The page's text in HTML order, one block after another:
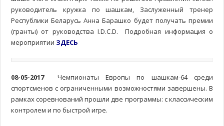
руководитель кружка по шашкам, Заслуженный тренер
Республики Беларусь Анна Барашко будет получать премии
(гранты) от руководства I.D.C.D. Подробная информация о
мероприятии ЗДЕСЬ
08-05-2017 Чемпионаты Европы по шашкам-64 среди
спортсменов с ограниченными возможностями завершены. В
рамках соревнований прошли две программы: с классическим
контролем и по быстрой игре.